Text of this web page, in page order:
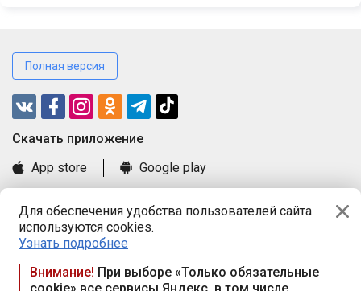
Для обеспечения удобства пользователей сайта
используются cookies.
Узнать подробнее
Внимание! При выборе «Только обязательные
Полная версия
Cкачать приложение
App store
Google play
Книга замечаний и предложений
Правила и документы
Praca.by © 2000—2026, ООО «ПРАЦА БАЙ»